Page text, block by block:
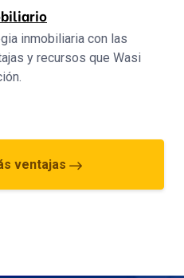
inmobiliaria con las
y recursos que Wasi
ventajas